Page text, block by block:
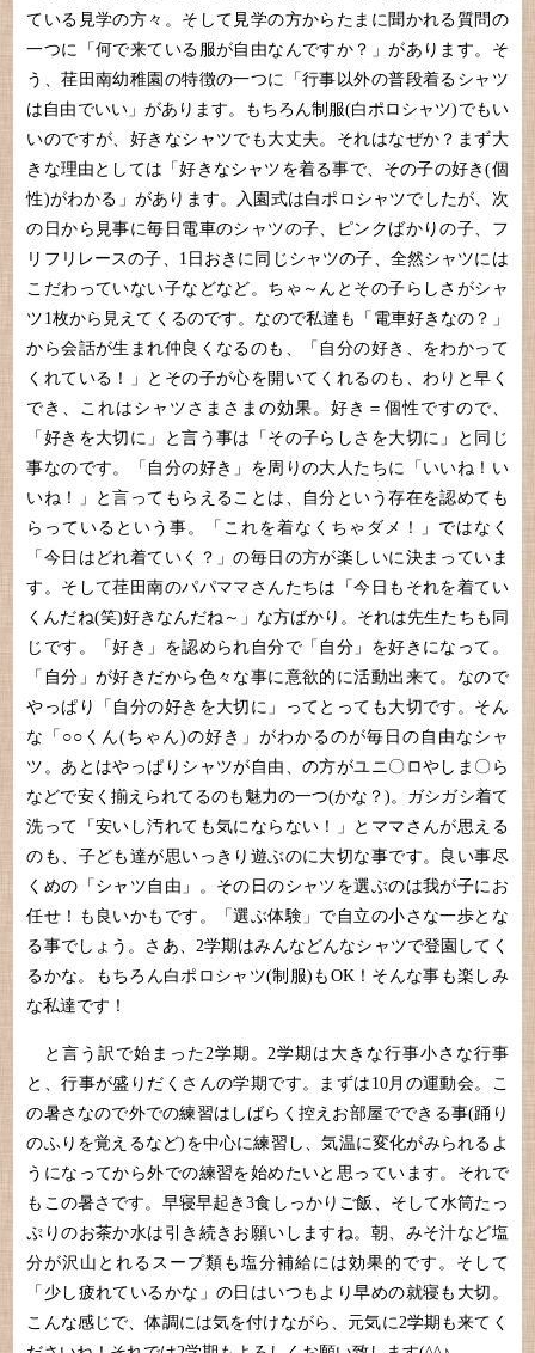
ている見学の方々。そして見学の方からたまに聞かれる質問の
一つに「何で来ている服が自由なんですか？」があります。そ
う、荏田南幼稚園の特徴の一つに「行事以外の普段着るシャツ
は自由でいい」があります。もちろん制服(白ポロシャツ)でもい
いのですが、好きなシャツでも大丈夫。それはなぜか？まず大
きな理由としては「好きなシャツを着る事で、その子の好き(個
性)がわかる」があります。入園式は白ポロシャツでしたが、次
の日から見事に毎日電車のシャツの子、ピンクばかりの子、フ
リフリレースの子、1日おきに同じシャツの子、全然シャツには
こだわっていない子などなど。ちゃ～んとその子らしさがシャ
ツ1枚から見えてくるのです。なので私達も「電車好きなの？」
から会話が生まれ仲良くなるのも、「自分の好き、をわかって
くれている！」とその子が心を開いてくれるのも、わりと早く
でき、これはシャツさまさまの効果。好き＝個性ですので、
「好きを大切に」と言う事は「その子らしさを大切に」と同じ
事なのです。「自分の好き」を周りの大人たちに「いいね！い
いね！」と言ってもらえることは、自分という存在を認めても
らっているという事。「これを着なくちゃダメ！」ではなく
「今日はどれ着ていく？」の毎日の方が楽しいに決まっていま
す。そして荏田南のパパママさんたちは「今日もそれを着てい
くんだね(笑)好きなんだね～」な方ばかり。それは先生たちも同
じです。「好き」を認められ自分で「自分」を好きになって。
「自分」が好きだから色々な事に意欲的に活動出来て。なので
やっぱり「自分の好きを大切に」ってとっても大切です。そん
な「○○くん(ちゃん)の好き」がわかるのが毎日の自由なシャ
ツ。あとはやっぱりシャツが自由、の方がユニ〇ロやしま〇ら
などで安く揃えられてるのも魅力の一つ(かな？)。ガシガシ着て
洗って「安いし汚れても気にならない！」とママさんが思える
のも、子ども達が思いっきり遊ぶのに大切な事です。良い事尽
くめの「シャツ自由」。その日のシャツを選ぶのは我が子にお
任せ！も良いかもです。「選ぶ体験」で自立の小さな一歩とな
る事でしょう。さあ、2学期はみんなどんなシャツで登園してく
るかな。もちろん白ポロシャツ(制服)もOK！そんな事も楽しみ
な私達です！
と言う訳で始まった2学期。2学期は大きな行事小さな行事
と、行事が盛りだくさんの学期です。まずは10月の運動会。こ
の暑さなので外での練習はしばらく控えお部屋でできる事(踊り
のふりを覚えるなど)を中心に練習し、気温に変化がみられるよ
うになってから外での練習を始めたいと思っています。それで
もこの暑さです。早寝早起き3食しっかりご飯、そして水筒たっ
ぷりのお茶か水は引き続きお願いしますね。朝、みそ汁など塩
分が沢山とれるスープ類も塩分補給には効果的です。そして
「少し疲れているかな」の日はいつもより早めの就寝も大切。
こんな感じで、体調には気を付けながら、元気に2学期も来てく